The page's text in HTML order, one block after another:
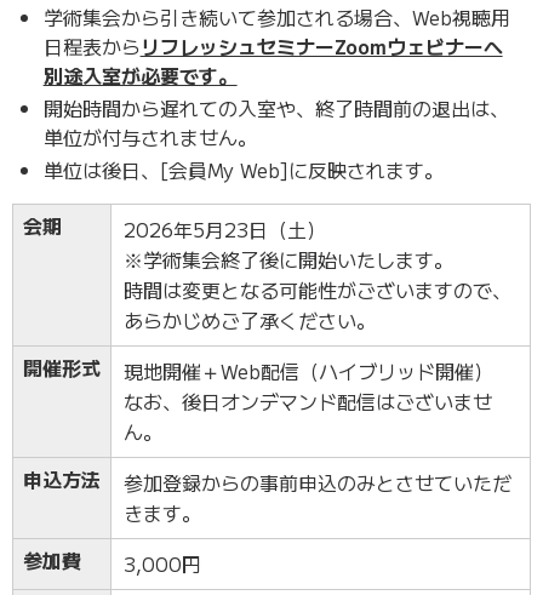
学術集会から引き続いて参加される場合、Web視聴用
日程表からリフレッシュセミナーZoomウェビナーへ
別途入室が必要です。
開始時間から遅れての入室や、終了時間前の退出は、
単位が付与されません。
単位は後日、[会員My Web]に反映されます。
会期
2026年5月23日（土）
※学術集会終了後に開始いたします。
時間は変更となる可能性がございますので、
あらかじめご了承ください。
開催形式
現地開催＋Web配信（ハイブリッド開催）
なお、後日オンデマンド配信はございませ
ん。
申込方法
参加登録からの事前申込のみとさせていただ
きます。
参加費
3,000円